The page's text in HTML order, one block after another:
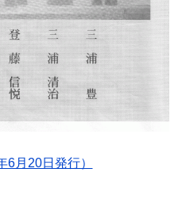
6月20日発行）